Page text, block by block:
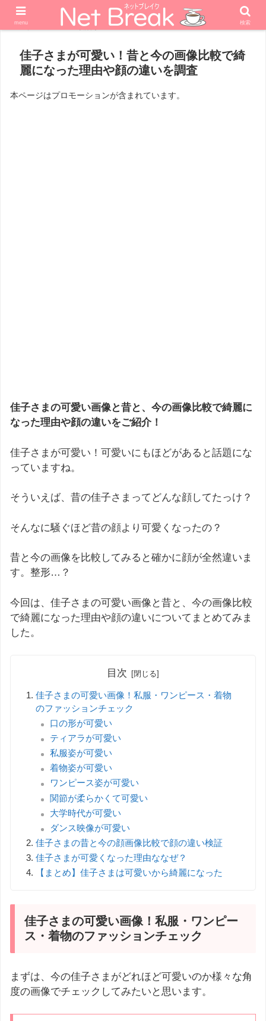
ホーム 政治家
佳子さまが可愛い！昔と今の画像比較で綺
麗になった理由や顔の違いを調査
本ページはプロモーションが含まれています。
佳子さまの可愛い画像と昔と、今の画像比較で綺麗に
なった理由や顔の違いをご紹介！
佳子さまが可愛い！可愛いにもほどがあると話題にな
っていますね。
そういえば、昔の佳子さまってどんな顔してたっけ？
そんなに騒ぐほど昔の顔より可愛くなったの？
昔と今の画像を比較してみると確かに顔が全然違いま
す。整形…？
今回は、佳子さまの可愛い画像と昔と、今の画像比較
で綺麗になった理由や顔の違いについてまとめてみま
した。
目次
佳子さまの可愛い画像！私服・ワンピース・着物
のファッションチェック
口の形が可愛い
ティアラが可愛い
私服姿が可愛い
着物姿が可愛い
ワンピース姿が可愛い
関節が柔らかくて可愛い
大学時代が可愛い
ダンス映像が可愛い
佳子さまの昔と今の顔画像比較で顔の違い検証
佳子さまが可愛くなった理由ななぜ？
【まとめ】佳子さまは可愛いから綺麗になった
佳子さまの可愛い画像！私服・ワンピー
ス・着物のファッションチェック
まずは、今の佳子さまがどれほど可愛いのか様々な角
度の画像でチェックしてみたいと思います。
menu 検索